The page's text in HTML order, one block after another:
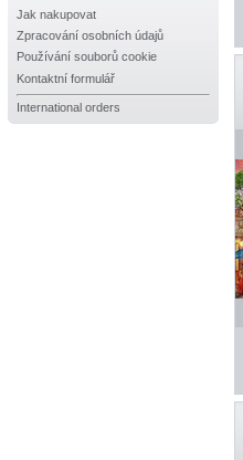
Jak nakupovat
Zpracování osobních údajů
Používání souborů cookie
Kontaktní formulář
International orders